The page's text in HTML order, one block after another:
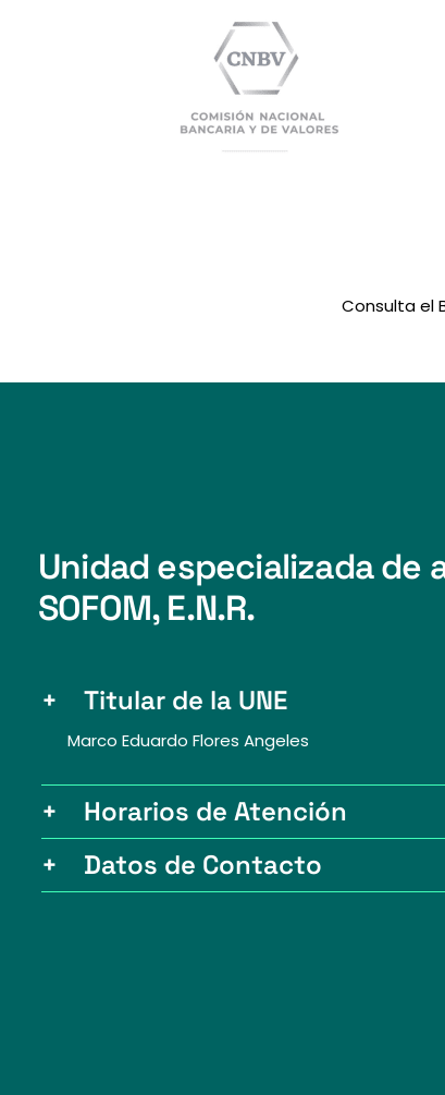
Consulta el
Unidad especializada de
SOFOM, E.N.R.
+ Titular de la UNE
Marco Eduardo Flores Angeles
+
Horarios de Atención
+
Datos de Contacto